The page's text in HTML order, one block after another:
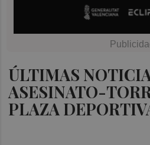
ÚLTIMAS
ASESINATO-
PLAZA